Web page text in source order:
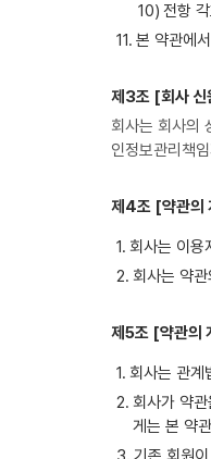
전항
본 약관에
제3조 [회사 신
회사는 회사의
인정보관리책
제4조 [약관의
회사는 이용
회사는 약
제5조 [약관의
회사는 관계
회사가 약
게는 본 약